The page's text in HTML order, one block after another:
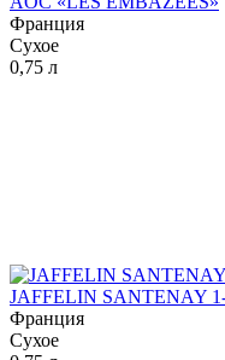
Франция
Сухое
0,75 л
JAFFELIN SANTENAY
Франция
Сухое